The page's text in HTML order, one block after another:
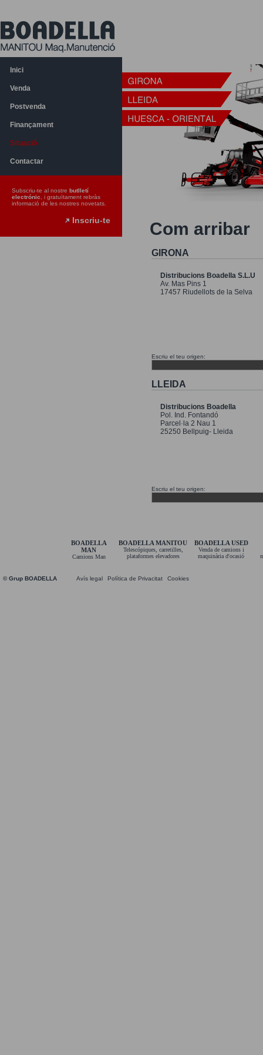
Inici
Venda
Postvenda
Finançament
Situació
Contactar
Subscriu-te al nostre butlletí
electrónic , i gratuïtament rebràs
informació de les nostres novetats.
Inscriu-te Com arribar
GIRONA
Distribucions Boadella S.L.U
Av. Mas Pins 1
17457 Riudellots de la Selva
Escriu el teu origen:
LLEIDA
Distribucions Boadella
Pol. Ind. Fontandó
Parcel·la 2 Nau 1
25250 Bellpuig- Lleida
Escriu el teu origen:
BOADELLA
MAN
Camions Man
BOADELLA MANITOU
Telescópiques, carretilles,
plataformes elevadores
BOADELLA USED
Venda de camions i
maquinària d'ocasió
© Grup BOADELLA Avís legal Política de Privacitat Cookies